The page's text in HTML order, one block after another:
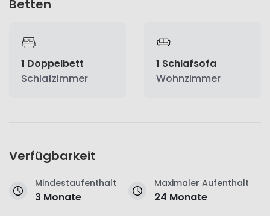
Betten
1 Doppelbett
Schlafzimmer
1 Schlafsofa
Wohnzimmer
Verfügbarkeit
Mindestaufenthalt
3 Monate
Maximaler Aufenthalt
24 Monate